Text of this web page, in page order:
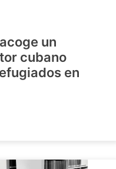
un
cubano
en